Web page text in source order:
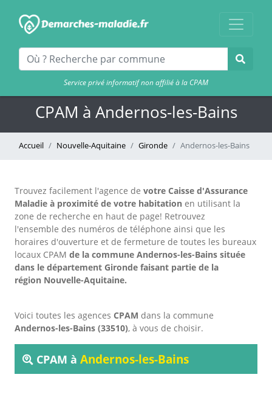
Service privé informatif non affilié à la CPAM
CPAM à Andernos-les-Bains
Accueil Nouvelle-Aquitaine Gironde Andernos-les-Bains
Trouvez facilement l'agence de votre Caisse d'Assurance
Maladie à proximité de votre habitation en utilisant la
zone de recherche en haut de page! Retrouvez
l'ensemble des numéros de téléphone ainsi que les
horaires d'ouverture et de fermeture de toutes les bureaux
locaux CPAM de la commune Andernos-les-Bains située
dans le département Gironde faisant partie de la
région Nouvelle-Aquitaine.
Voici toutes les agences CPAM dans la commune
Andernos-les-Bains (33510), à vous de choisir.
CPAM à Andernos-les-Bains